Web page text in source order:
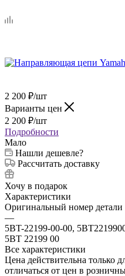
2 200 ₽/шт
Варианты цен
2 200 ₽/шт
Подробности
Мало
Нашли дешевле?
Рассчитать доставку
Хочу в подарок
Характеристики
Оригинальный номер детали
—
5BT-22199-00-00,
5BT 22199 00
Все характеристики
Цена действительна только
отличаться от цен в